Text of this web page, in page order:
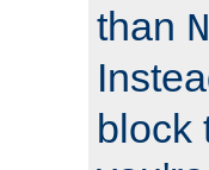
than
block